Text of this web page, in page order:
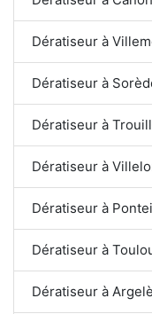
Dératiseur à
Dératiseur à
Dératiseur à
Dératiseur à
Dératiseur à
Dératiseur à
Dératiseur à